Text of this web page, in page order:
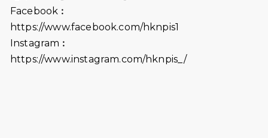
2026-06-18
猛龍長跑隊恆常練習 - 6月18日
2026-06-11
猛龍長跑隊恆常練習 - 6月11日（19:00
Facebook︰
https://www.facebook.com/hknpis1
Instagram︰
https://www.instagram.com/hknpis_/